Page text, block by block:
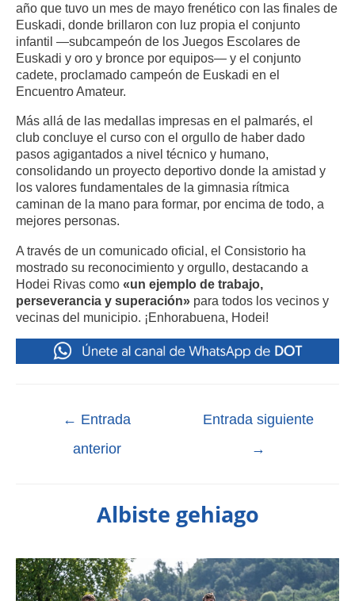
año que tuvo un mes de mayo frenético con las finales de
Euskadi, donde brillaron con luz propia el conjunto
infantil —subcampeón de los Juegos Escolares de
Euskadi y oro y bronce por equipos— y el conjunto
cadete, proclamado campeón de Euskadi en el
Encuentro Amateur.
Más allá de las medallas impresas en el palmarés, el
club concluye el curso con el orgullo de haber dado
pasos agigantados a nivel técnico y humano,
consolidando un proyecto deportivo donde la amistad y
los valores fundamentales de la gimnasia rítmica
caminan de la mano para formar, por encima de todo, a
mejores personas.
A través de un comunicado oficial, el Consistorio ha
mostrado su reconocimiento y orgullo, destacando a
Hodei Rivas como «un ejemplo de trabajo,
perseverancia y superación» para todos los vecinos y
vecinas del municipio. ¡Enhorabuena, Hodei!
← Entrada
anterior
Entrada siguiente
→
Albiste gehiago